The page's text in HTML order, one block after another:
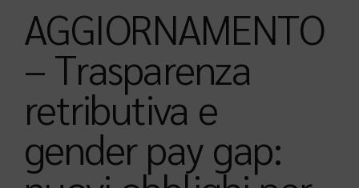
AGGIORNAMENTO
– Trasparenza
retributiva e
gender pay gap: